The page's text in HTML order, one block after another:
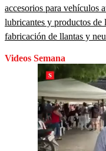
accesorios para vehículos
lubricantes y productos de
fabricación de llantas y
Videos Semana